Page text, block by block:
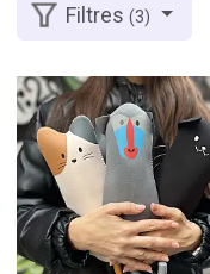
Filtres(3)